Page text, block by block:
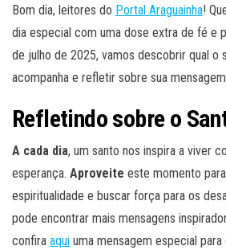
Bom dia, leitores do Portal Araguainha!
dia especial com uma dose extra de fé e
de julho de 2025, vamos descobrir qual o
acompanha e refletir sobre sua
Refletindo sobre o
A cada dia, um santo nos inspira a viver
esperança. Aproveite este momento
espiritualidade e buscar força para os
pode encontrar mais mensagens
confira aqui uma mensagem especial